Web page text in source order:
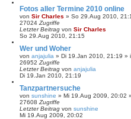
Fotos aller Termine 2010 online
von Sir Charles » So 29.Aug 2010,
27024 Zugriffe
Letzter Beitrag von Sir Charles
So 29.Aug 2010, 21:15
Wer und Woher
von anjajulia » Di 19.Jan 2010, 21:19 »
26952 Zugriffe
Letzter Beitrag von anjajulia
Di 19.Jan 2010, 21:19
Tanzpartnersuche
von sunshine » Mi 19.Aug 2009, 20:02
27608 Zugriffe
Letzter Beitrag von sunshine
Mi 19.Aug 2009, 20:02